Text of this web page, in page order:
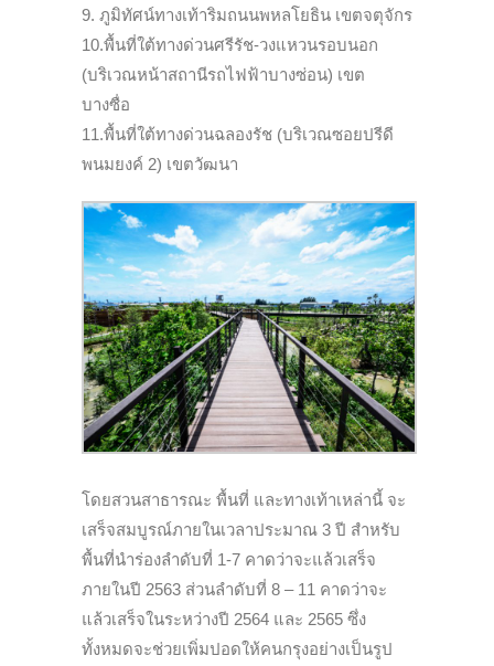
9. ภูมิทัศน์ทางเท้าริมถนนพหลโยธิน เขตจตุจักร
10.พื้นที่ใต้ทางด่วนศรีรัช-วงแหวนรอบนอก
(บริเวณหน้าสถานีรถไฟฟ้าบางซ่อน) เขต
บางซื่อ
11.พื้นที่ใต้ทางด่วนฉลองรัช (บริเวณซอยปรีดี
พนมยงค์ 2) เขตวัฒนา
โดยสวนสาธารณะ พื้นที่ และทางเท้าเหล่านี้ จะ
เสร็จสมบูรณ์ภายในเวลาประมาณ 3 ปี สำหรับ
พื้นที่นำร่องลำดับที่ 1-7 คาดว่าจะแล้วเสร็จ
ภายในปี 2563 ส่วนลำดับที่ 8 – 11 คาดว่าจะ
แล้วเสร็จในระหว่างปี 2564 และ 2565 ซึ่ง
ทั้งหมดจะช่วยเพิ่มปอดให้คนกรุงอย่างเป็นรูป